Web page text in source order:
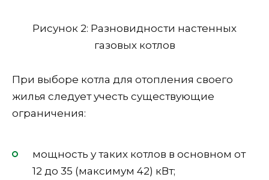
Рисунок 2: Разновидности настенных
газовых котлов
При выборе котла для отопления своего
жилья следует учесть существующие
ограничения:
мощность у таких котлов в основном от
12 до 35 (максимум 42) кВт;